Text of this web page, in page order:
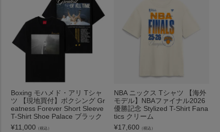
Boxing モハメド・アリ Tシャ
ツ 【現地買付】ボクシング Gr
eatness Forever Short Sleeve
T-Shirt Shoe Palace ブラック
¥11,000 （税込）
NBA ニックス Tシャツ 【海外
モデル】NBAファイナル2026
優勝記念 Stylized T-Shirt Fana
tics クリーム
¥17,600 （税込）